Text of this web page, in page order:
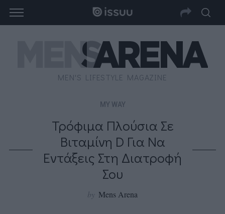
MEN'S LIFESTYLE MAGAZINE
MY WAY
Τρόφιμα Πλούσια Σε
Βιταμίνη D Για Να
Εντάξεις Στη Διατροφή
Σου
by Mens Arena